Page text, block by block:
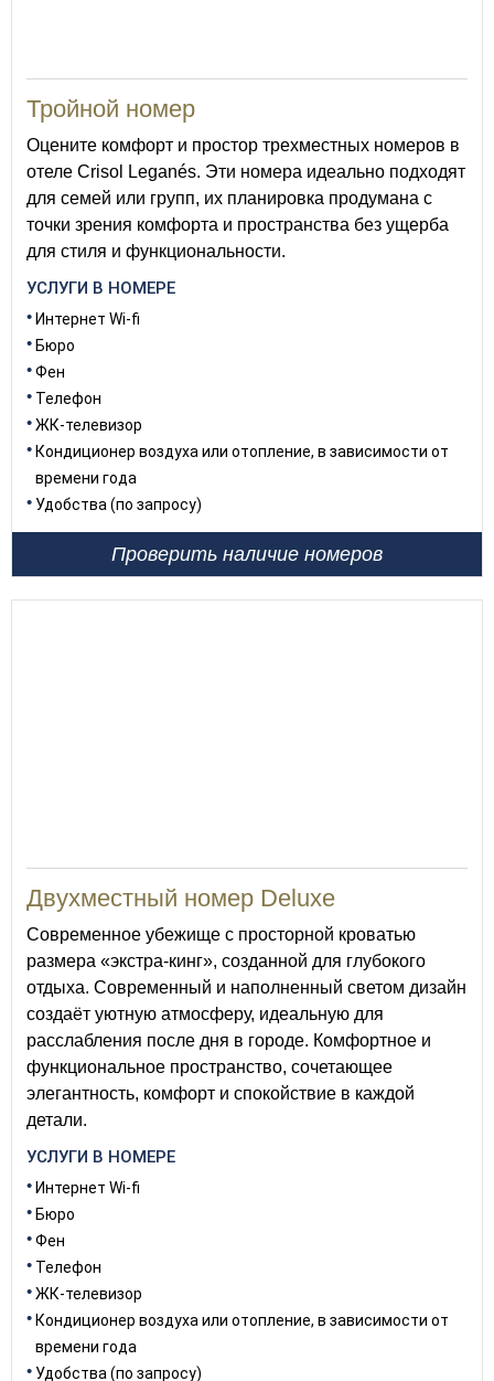
Тройной номер
Оцените комфорт и простор трехместных номеров в
отеле Crisol Leganés. Эти номера идеально подходят
для семей или групп, их планировка продумана с
точки зрения комфорта и пространства без ущерба
для стиля и функциональности.
УСЛУГИ В НОМЕРЕ
Интернет Wi-fi
Бюро
Фен
Телефон
ЖК-телевизор
Кондиционер воздуха или отопление, в зависимости от
времени года
Удобства (по запросу)
Проверить наличие номеров
Двухместный номер Deluxe
Современное убежище с просторной кроватью
размера «экстра-кинг», созданной для глубокого
отдыха. Современный и наполненный светом дизайн
создаёт уютную атмосферу, идеальную для
расслабления после дня в городе. Комфортное и
функциональное пространство, сочетающее
элегантность, комфорт и спокойствие в каждой
детали.
УСЛУГИ В НОМЕРЕ
Интернет Wi-fi
Бюро
Фен
Телефон
ЖК-телевизор
Кондиционер воздуха или отопление, в зависимости от
времени года
Удобства (по запросу)